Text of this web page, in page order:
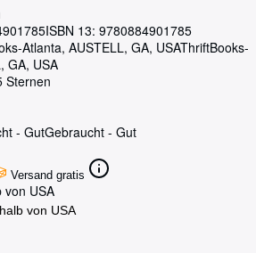
ISBN 13: 9780884901785
Atlanta, AUSTELL, GA, USAThriftBooks-
GA, USA
Sternen
- GutGebraucht - Gut
Versand gratis
von USA
von USA